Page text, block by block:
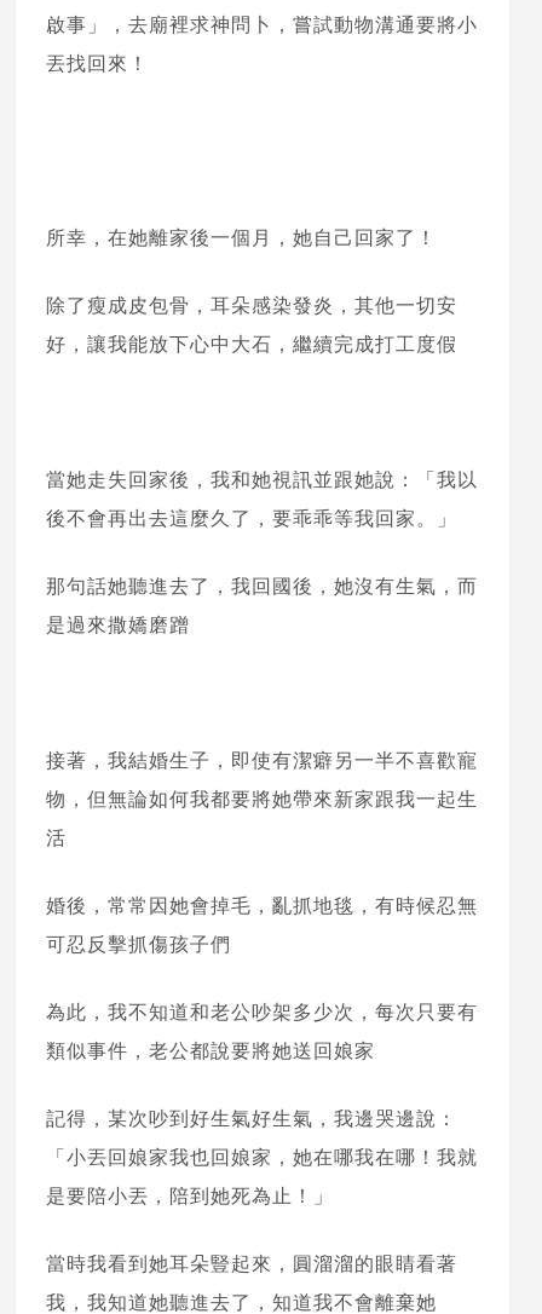
啟事」，去廟裡求神問卜，嘗試動物溝通要將小
丟找回來！
所幸，在她離家後一個月，她自己回家了！
除了瘦成皮包骨，耳朵感染發炎，其他一切安
好，讓我能放下心中大石，繼續完成打工度假
當她走失回家後，我和她視訊並跟她說：「我以
後不會再出去這麼久了，要乖乖等我回家。」
那句話她聽進去了，我回國後，她沒有生氣，而
是過來撒嬌磨蹭
接著，我結婚生子，即使有潔癖另一半不喜歡寵
物，但無論如何我都要將她帶來新家跟我一起生
活
婚後，常常因她會掉毛，亂抓地毯，有時候忍無
可忍反擊抓傷孩子們
為此，我不知道和老公吵架多少次，每次只要有
類似事件，老公都說要將她送回娘家
記得，某次吵到好生氣好生氣，我邊哭邊說：
「小丟回娘家我也回娘家，她在哪我在哪！我就
是要陪小丟，陪到她死為止！」
當時我看到她耳朵豎起來，圓溜溜的眼睛看著
我，我知道她聽進去了，知道我不會離棄她